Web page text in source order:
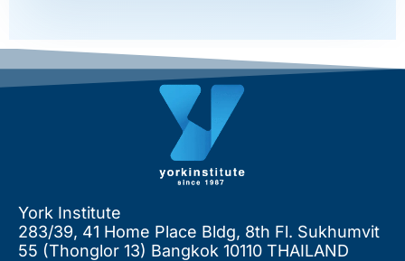
York Institute
283/39, 41 Home Place Bldg, 8th Fl. Sukhumvit
55 (Thonglor 13) Bangkok 10110 THAILAND